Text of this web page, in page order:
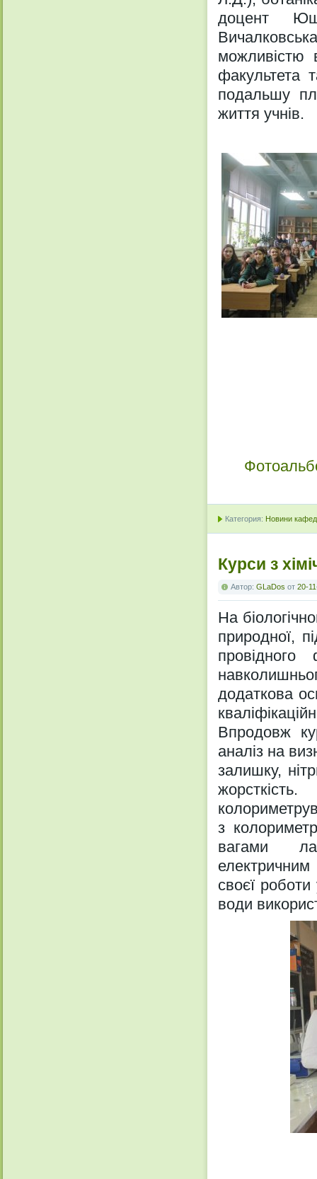
доцент
можливістю
факультета
подальшу
життя учнів.
Категория: Новини
Курси з
Автор: GLaDos от 20-
На
природної,
провідного
додаткова
Впродовж
аналіз на
залишку,
з
вагами
своєї роботи
води